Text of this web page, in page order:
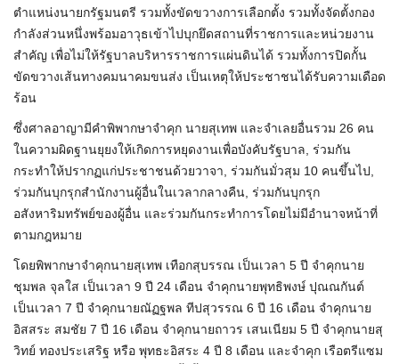
ตำแหน่งนายกรัฐมนตรี รวมทั้งขัดขวางการเลือกตั้ง รวมทั้งจัดตั้งกอง
กำลังส่วนหนึ่งพร้อมอาวุธเข้าไปบุกยึดสถานที่ราชการและหน่วยงาน
สำคัญ เพื่อไม่ให้รัฐบาลบริหารราชการแผ่นดินได้ รวมทั้งการปิดกั้น
ขัดขวางเส้นทางคมนาคมขนส่ง เป็นเหตุให้ประชาชนได้รับความเดือด
ร้อน
ซึ่งศาลอาญามีคำพิพากษาจำคุก นายสุเทพ และจำเลยอื่นรวม 26 คน
ในความผิดฐานยุยงให้เกิดการหยุดงานเพื่อบังคับรัฐบาล, ร่วมกัน
กระทำให้ปรากฏแก่ประชาชนด้วยวาจา, ร่วมกันมั่วสุม 10 คนขึ้นไป,
ร่วมกันบุกรุกสำนักงานผู้อื่นในเวลากลางคืน, ร่วมกันบุกรุก
อสังหาริมทรัพย์ของผู้อื่น และร่วมกันกระทำการโดยไม่มีอำนาจหน้าที่
ตามกฎหมาย
โดยพิพากษาจำคุกนายสุเทพ เทือกสุบรรณ เป็นเวลา 5 ปี จำคุกนาย
ชุมพล จุลใส เป็นเวลา 9 ปี 24 เดือน จำคุกนายพุทธิพงษ์ ปุณณกันต์
เป็นเวลา 7 ปี จำคุกนายณัฏฐพล ทีปสุวรรณ 6 ปี 16 เดือน จำคุกนาย
อิสสระ สมชัย 7 ปี 16 เดือน จำคุกนายถาวร เสนเนียม 5 ปี จำคุกนายสุ
วิทย์ ทองประเสริฐ หรือ พุทธะอิสระ 4 ปี 8 เดือน และจำคุก เรือตรีแซม